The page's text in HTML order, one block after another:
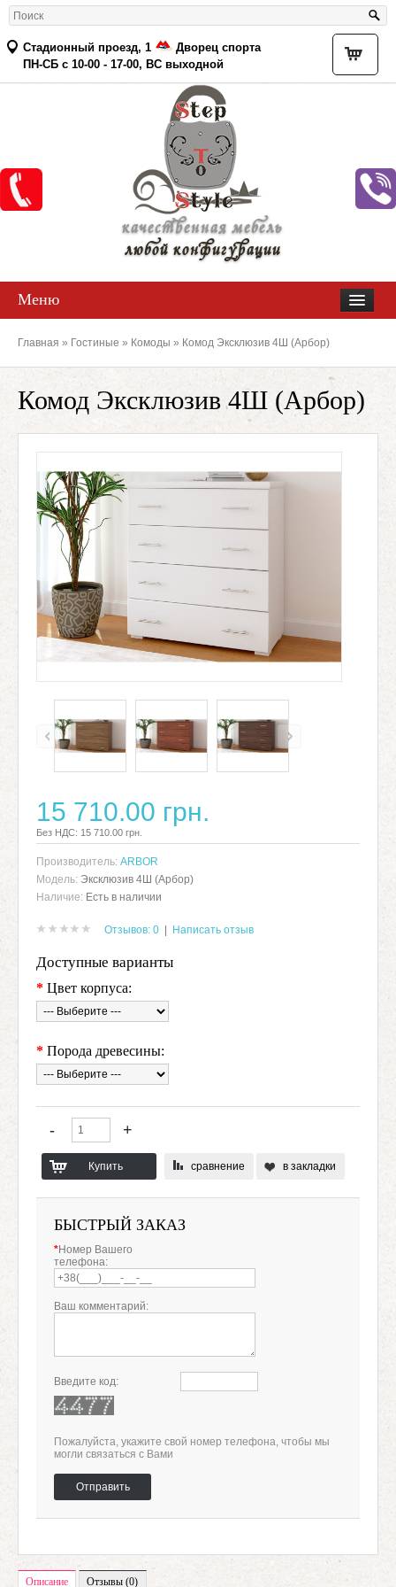
Стадионный проезд, 1
Дворец спорта
ПН-СБ с 10-00 - 17-00, ВС выходной
качественная мебель
любой конфигурации
Меню
Главная » Гостиные » Комоды » Комод Эксклюзив 4Ш (Арбор)
Комод Эксклюзив 4Ш (Арбор)
15 710.00 грн.
Без НДС: 15 710.00 грн.
Производитель: ARBOR
Модель: Эксклюзив 4Ш (Арбор)
Наличие: Есть в наличии
Отзывов: 0 Написать отзыв
Доступные варианты
* Цвет корпуса:
* Порода древесины:
сравнение в закладки
БЫСТРЫЙ ЗАКАЗ
*Номер Вашего
телефона:
Ваш комментарий:
Введите код:
Пожалуйста, укажите свой номер телефона, чтобы мы
могли связаться с Вами
Отправить
Описание Отзывы (0)